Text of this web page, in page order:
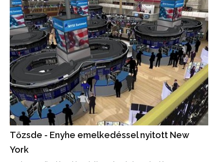
Tőzsde - Enyhe emelkedéssel nyitott New
York